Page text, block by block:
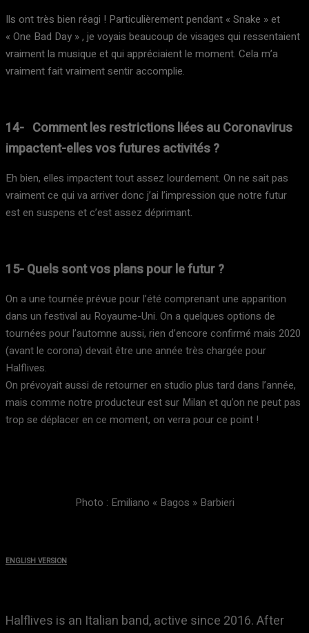
Ils ont très bien réagi ! Particulièrement pendant « Snake » et
« One Bad Day » , je voyais beaucoup de visages qui ressentaient
vraiment la musique et qui appréciaient le moment. Cela m’a
vraiment fait vraiment sentir accomplie.
14- Comment les restrictions liées au Coronavirus
impactent-elles vos futures activités ?
Eh bien, elles impactent tout assez lourdement. On ne sait pas
vraiment ce qui va arriver donc j’ai l’impression que notre futur
est en suspens et c’est assez déprimant.
15- Quels sont vos plans pour le futur ?
On a une tournée prévue pour l’été comprenant une apparition
dans un festival au Royaume-Uni. On a quelques options de
tournées pour l’automne aussi, rien d’encore confirmé mais 2020
(avant le corona) devait être une année très chargée pour
Halflives.
On prévoyait aussi de retourner en studio plus tard dans l’année,
mais comme notre producteur est sur Milan et qu’on ne peut pas
trop se déplacer en ce moment, on verra pour ce point !
Photo : Emiliano « Bagos » Barbieri
ENGLISH VERSION
Halflives is an Italian band, active since 2016. After